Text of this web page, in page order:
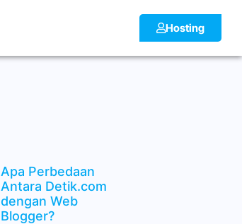
Hosting
Apa Perbedaan
Antara Detik.com
dengan Web
Blogger?